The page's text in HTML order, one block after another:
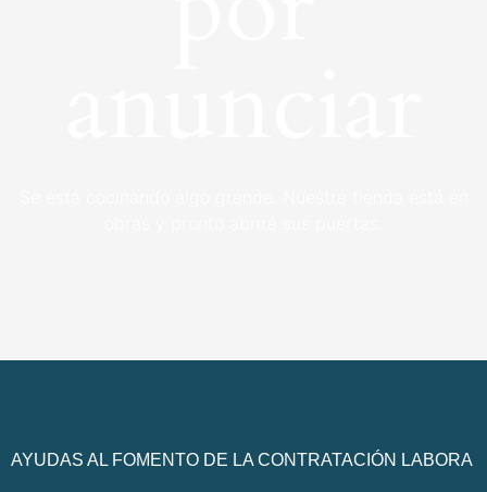
AYUDAS AL FOMENTO DE LA CONTRATACIÓN LABORA